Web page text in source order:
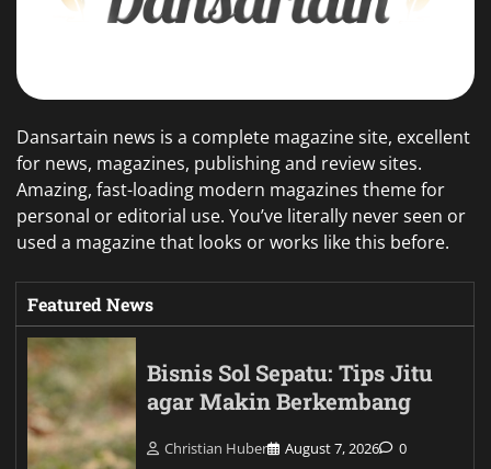
Dansartain news is a complete magazine site, excellent
for news, magazines, publishing and review sites.
Amazing, fast-loading modern magazines theme for
personal or editorial use. You’ve literally never seen or
used a magazine that looks or works like this before.
Featured News
Bisnis Sol Sepatu: Tips Jitu
agar Makin Berkembang
Christian Huber August 7, 2026 0